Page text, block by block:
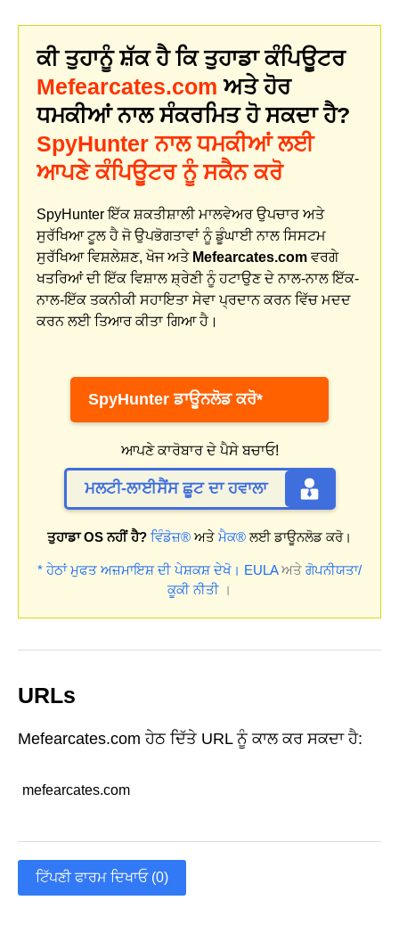
ਕੀ ਤੁਹਾਨੂੰ ਸ਼ੱਕ ਹੈ ਕਿ ਤੁਹਾਡਾ ਕੰਪਿਊਟਰ
Mefearcates.com ਅਤੇ ਹੋਰ
ਧਮਕੀਆਂ ਨਾਲ ਸੰਕਰਮਿਤ ਹੋ ਸਕਦਾ ਹੈ?
SpyHunter ਨਾਲ ਧਮਕੀਆਂ ਲਈ
ਆਪਣੇ ਕੰਪਿਊਟਰ ਨੂੰ ਸਕੈਨ ਕਰੋ
SpyHunter ਇੱਕ ਸ਼ਕਤੀਸ਼ਾਲੀ ਮਾਲਵੇਅਰ ਉਪਚਾਰ ਅਤੇ
ਸੁਰੱਖਿਆ ਟੂਲ ਹੈ ਜੋ ਉਪਭੋਗਤਾਵਾਂ ਨੂੰ ਡੂੰਘਾਈ ਨਾਲ ਸਿਸਟਮ
ਸੁਰੱਖਿਆ ਵਿਸ਼ਲੇਸ਼ਣ, ਖੋਜ ਅਤੇ Mefearcates.com ਵਰਗੇ
ਖਤਰਿਆਂ ਦੀ ਇੱਕ ਵਿਸ਼ਾਲ ਸ਼੍ਰੇਣੀ ਨੂੰ ਹਟਾਉਣ ਦੇ ਨਾਲ-ਨਾਲ ਇੱਕ-
ਨਾਲ-ਇੱਕ ਤਕਨੀਕੀ ਸਹਾਇਤਾ ਸੇਵਾ ਪ੍ਰਦਾਨ ਕਰਨ ਵਿੱਚ ਮਦਦ
ਕਰਨ ਲਈ ਤਿਆਰ ਕੀਤਾ ਗਿਆ ਹੈ।
SpyHunter ਡਾਊਨਲੋਡ ਕਰੋ*
ਆਪਣੇ ਕਾਰੋਬਾਰ ਦੇ ਪੈਸੇ ਬਚਾਓ!
ਮਲਟੀ-ਲਾਈਸੈਂਸ ਛੂਟ ਦਾ ਹਵਾਲਾ
ਤੁਹਾਡਾ OS ਨਹੀਂ ਹੈ? ਵਿੰਡੋਜ਼® ਅਤੇ ਮੈਕ® ਲਈ ਡਾਊਨਲੋਡ ਕਰੋ।
* ਹੇਠਾਂ ਮੁਫਤ ਅਜ਼ਮਾਇਸ਼ ਦੀ ਪੇਸ਼ਕਸ਼ ਦੇਖੋ। EULAਅਤੇ ਗੋਪਨੀਯਤਾ/
ਕੂਕੀ ਨੀਤੀ ।
URLs
Mefearcates.com ਹੇਠ ਦਿੱਤੇ URL ਨੂੰ ਕਾਲ ਕਰ ਸਕਦਾ ਹੈ:
mefearcates.com
ਟਿੱਪਣੀ ਫਾਰਮ ਦਿਖਾਓ (0)